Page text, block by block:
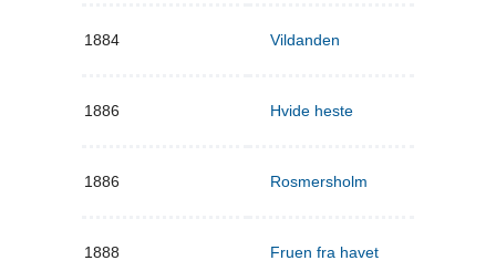
1884 Vildanden
1886 Hvide heste
1886 Rosmersholm
1888 Fruen fra havet